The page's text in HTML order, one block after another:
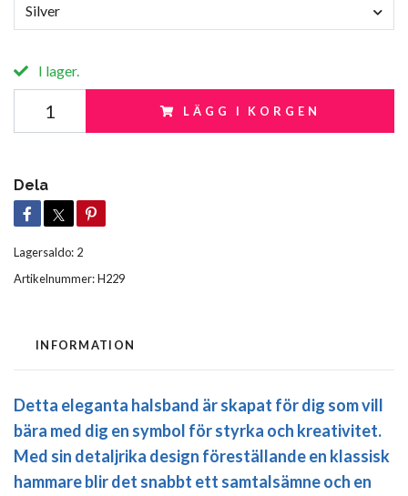
Silver
I lager.
LÄGG I KORGEN
Dela
Lagersaldo: 2
Artikelnummer:H229
INFORMATION
Detta eleganta halsband är skapat för dig som vill
bära med dig en symbol för styrka och kreativitet.
Med sin detaljrika design föreställande en klassisk
hammare blir det snabbt ett samtalsämne och en